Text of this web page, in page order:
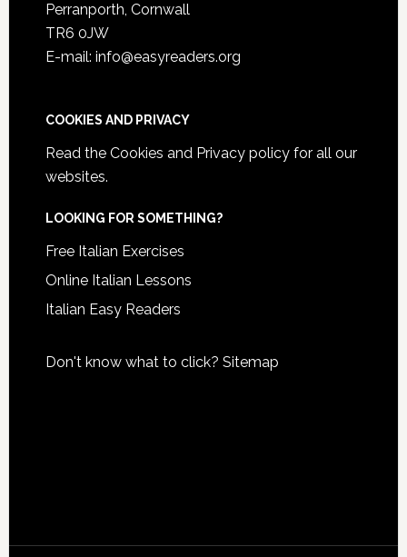
Perranporth, Cornwall
TR6 0JW
E-mail: info@easyreaders.org
COOKIES AND PRIVACY
Read the Cookies and Privacy policyfor all our
websites.
LOOKING FOR SOMETHING?
Free Italian Exercises
Online Italian Lessons
Italian Easy Readers
Don't know what to click? Sitemap